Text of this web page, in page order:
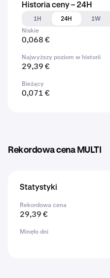
Historia ceny – 24H
1H
24H 1W
Niskie
0,068 €
Najwyższy poziom w historii
29,39 €
Bieżący
0,071 €
Rekordowa cena MULTI
Statystyki
Rekordowa cena
29,39 €
Minęło dni